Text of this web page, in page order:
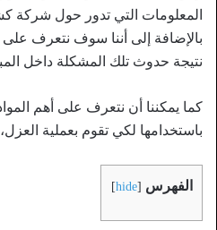
المعلومات التي تدور حول شركة
بالإضافة إلى أننا سوف نتعرف
نتيجة حدوث تلك المشكلة داخل
كما يمكننا أن نتعرف على أهم
باستخدامها لكي تقوم بعملية
الفهرس [
hide
]